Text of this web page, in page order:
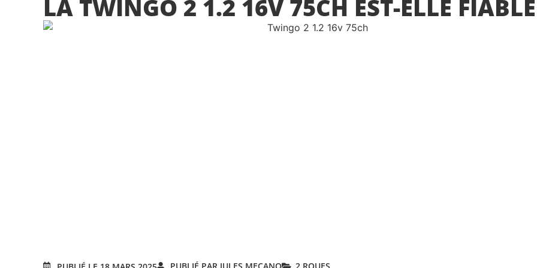
LA TWINGO 2 1.2 16V 75CH EST-ELLE